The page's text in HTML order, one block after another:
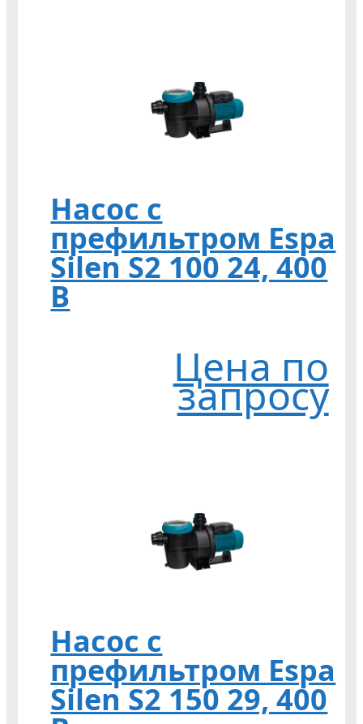
Насос с
префильтром Espa
Silen S2 100 24, 400
В
Цена по
запросу
Насос с
префильтром Espa
Silen S2 150 29, 400